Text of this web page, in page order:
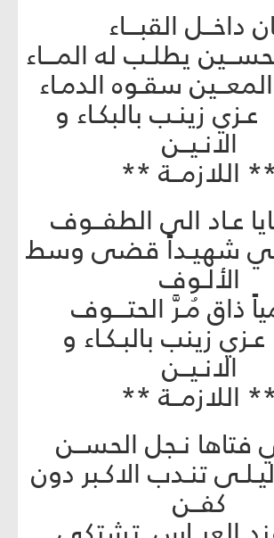
داخــل القبـــاء
يطلـب له المـــاء
سقـوه الدمـاء
زينـب بالبكـاء و
الانـيــن
اللازمــة **
عـاد الى الطفــوف
شهيـداً قضى وسط
الألـوف
ذاق مُـرَّ الحتـــوف
زينب بالبـكـاء و
الانـيــن
اللازمــة **
فتاها نـجل الحســن
الاكـبر دون
كفــن